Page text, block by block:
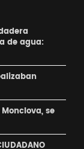
de agua:
se